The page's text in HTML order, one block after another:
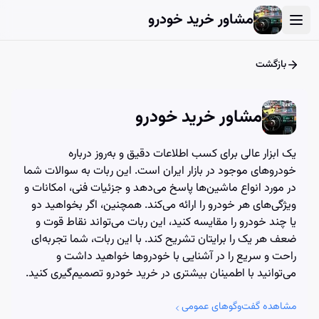
مشاور خرید خودرو
بازگشت
مشاور خرید خودرو
یک ابزار عالی برای کسب اطلاعات دقیق و به‌روز درباره
خودروهای موجود در بازار ایران است. این ربات به سوالات شما
در مورد انواع ماشین‌ها پاسخ می‌دهد و جزئیات فنی، امکانات و
ویژگی‌های هر خودرو را ارائه می‌کند. همچنین، اگر بخواهید دو
یا چند خودرو را مقایسه کنید، این ربات می‌تواند نقاط قوت و
ضعف هر یک را برایتان تشریح کند. با این ربات، شما تجربه‌ای
راحت و سریع را در آشنایی با خودروها خواهید داشت و
می‌توانید با اطمینان بیشتری در خرید خودرو تصمیم‌گیری کنید.
مشاهده گفت‌وگوهای عمومی